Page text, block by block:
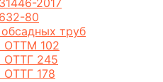
2017
80
труб
ОТТМ 102
ОТТГ 245
178